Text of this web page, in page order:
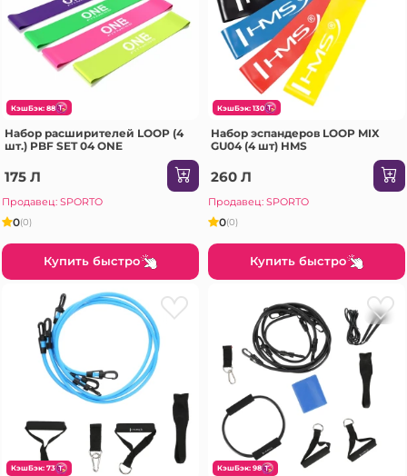
КэшБэк: 88
Набор расширителей LOOP (4
шт.) PBF SET 04 ONE
175 Л
Продавец: SPORTO
0(0)
Купить быстро
КэшБэк: 130
Набор эспандеров LOOP MIX
GU04 (4 шт) HMS
260 Л
Продавец: SPORTO
0(0)
Купить быстро
КэшБэк: 73 КэшБэк: 98